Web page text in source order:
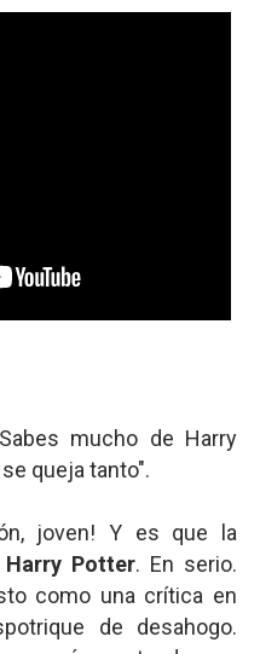
mucho de Harry
queja tanto".
joven! Y es que la
Potter. En serio.
como una crítica en
de desahogo.